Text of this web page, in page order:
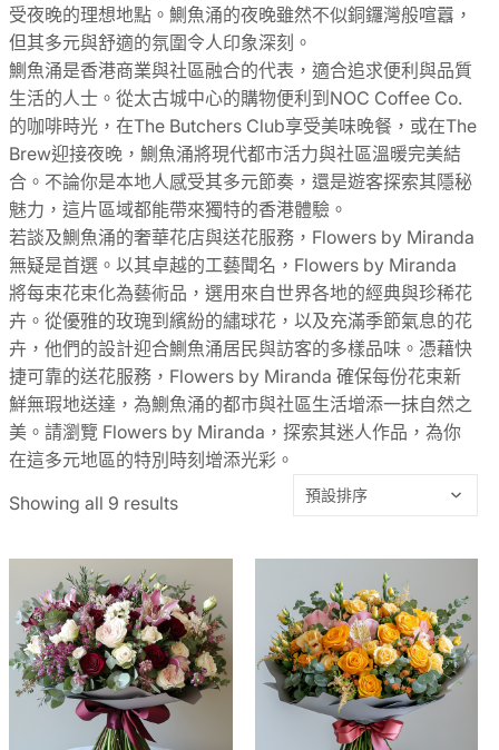
受夜晚的理想地點。鰂魚涌的夜晚雖然不似銅鑼灣般喧囂，
但其多元與舒適的氛圍令人印象深刻。
鰂魚涌是香港商業與社區融合的代表，適合追求便利與品質
生活的人士。從太古城中心的購物便利到NOC Coffee Co.
的咖啡時光，在The Butchers Club享受美味晚餐，或在The
Brew迎接夜晚，鰂魚涌將現代都市活力與社區溫暖完美結
合。不論你是本地人感受其多元節奏，還是遊客探索其隱秘
魅力，這片區域都能帶來獨特的香港體驗。
若談及鰂魚涌的奢華花店與送花服務，Flowers by Miranda
無疑是首選。以其卓越的工藝聞名，Flowers by Miranda
將每束花束化為藝術品，選用來自世界各地的經典與珍稀花
卉。從優雅的玫瑰到繽紛的繡球花，以及充滿季節氣息的花
卉，他們的設計迎合鰂魚涌居民與訪客的多樣品味。憑藉快
捷可靠的送花服務，Flowers by Miranda 確保每份花束新
鮮無瑕地送達，為鰂魚涌的都市與社區生活增添一抹自然之
美。請瀏覽 Flowers by Miranda，探索其迷人作品，為你
在這多元地區的特別時刻增添光彩。
Showing all 9 results